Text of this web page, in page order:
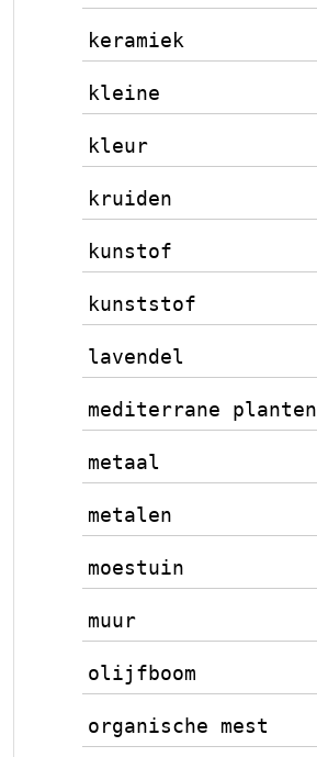
keramiek
kleine
kleur
kruiden
kunstof
kunststof
lavendel
mediterrane planten
metaal
metalen
moestuin
muur
olijfboom
organische mest